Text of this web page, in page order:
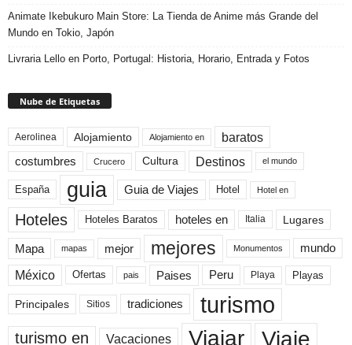
Animate Ikebukuro Main Store: La Tienda de Anime más Grande del
Mundo en Tokio, Japón
Livraria Lello en Porto, Portugal: Historia, Horario, Entrada y Fotos
Nube de Etiquetas
Aerolinea Alojamiento Alojamiento en baratos
costumbres Crucero Cultura Destinos el mundo
España guia Guia de Viajes Hotel Hotel en
Hoteles Hoteles Baratos hoteles en Italia Lugares
Mapa mapas mejor mejores Monumentos mundo
México Ofertas pais Paises Peru Playa Playas
Principales Sitios tradiciones turismo
turismo en Vacaciones Viajar Viaje